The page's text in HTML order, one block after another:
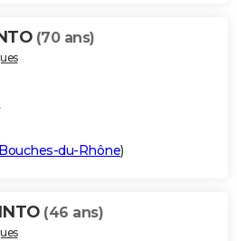
(70 ans)
du-Rhône)
(46 ans)